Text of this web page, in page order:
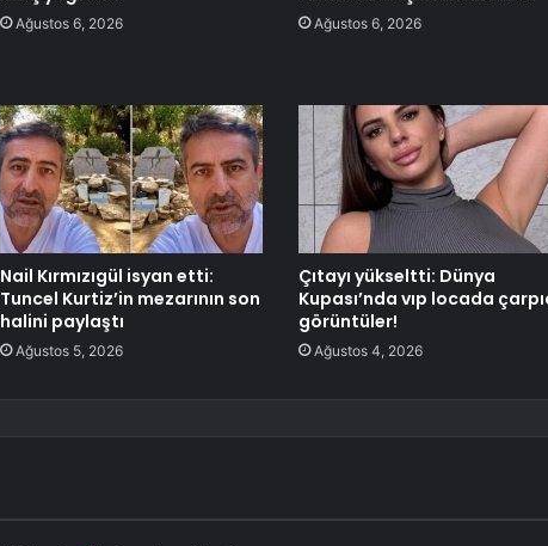
Ağustos 6, 2026 Ağustos 6, 2026
Nail Kırmızıgül isyan etti:
Tuncel Kurtiz’in mezarının son
halini paylaştı
Ağustos 5, 2026
Çıtayı yükseltti: Dünya
Kupası’nda vıp locada
görüntüler!
Ağustos 4, 2026